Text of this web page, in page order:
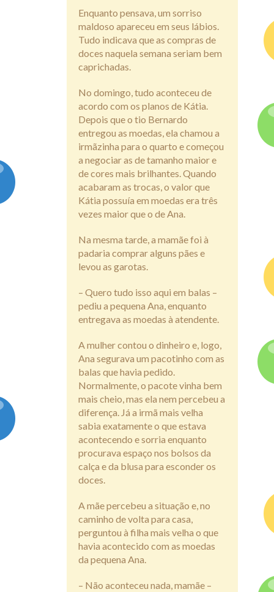
Enquanto pensava, um sorriso
maldoso apareceu em seus lábios.
Tudo indicava que as compras de
doces naquela semana seriam bem
caprichadas.
No domingo, tudo aconteceu de
acordo com os planos de Kátia.
Depois que o tio Bernardo
entregou as moedas, ela chamou a
irmãzinha para o quarto e começou
a negociar as de tamanho maior e
de cores mais brilhantes. Quando
acabaram as trocas, o valor que
Kátia possuía em moedas era três
vezes maior que o de Ana.
Na mesma tarde, a mamãe foi à
padaria comprar alguns pães e
levou as garotas.
– Quero tudo isso aqui em balas –
pediu a pequena Ana, enquanto
entregava as moedas à atendente.
A mulher contou o dinheiro e, logo,
Ana segurava um pacotinho com as
balas que havia pedido.
Normalmente, o pacote vinha bem
mais cheio, mas ela nem percebeu a
diferença. Já a irmã mais velha
sabia exatamente o que estava
acontecendo e sorria enquanto
procurava espaço nos bolsos da
calça e da blusa para esconder os
doces.
A mãe percebeu a situação e, no
caminho de volta para casa,
perguntou à filha mais velha o que
havia acontecido com as moedas
da pequena Ana.
– Não aconteceu nada, mamãe –